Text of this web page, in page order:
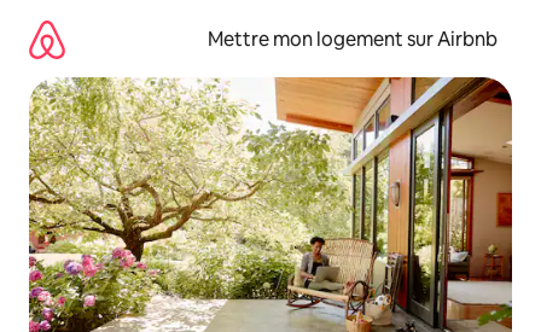
directement
contenu
Mettre mon logement sur Airbnb